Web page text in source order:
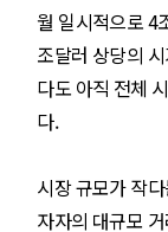
월 일시적으로 4
조달러 상당의
다도 아직 전체
다.
시장 규모가 작
자자의 대규모